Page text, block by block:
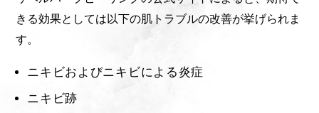
きる効果としては以下の肌トラブルの改善が挙げられま
す。
ニキビおよびニキビによる炎症
ニキビ跡